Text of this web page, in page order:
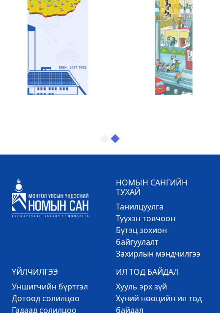
НОМЫН САНГИЙН
ТУХАЙ
Танилцуулга
Түүхэн товчоон
Бүтэц зохион
байгуулалт
Захирлын мэндчилгээ
ҮЙЛЧИЛГЭЭ
Уншигчийн бүртгэл
Дотоод солилцоо
Гадаад солилцоо
ИЛ ТОД БАЙДАЛ
Хууль эрх зүй
Хүний нөөцийн ил тод
байдал